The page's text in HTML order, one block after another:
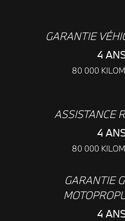
GARANTIE
4
80 000
ASSISTANCE
4
80 000
GARANTIE
4